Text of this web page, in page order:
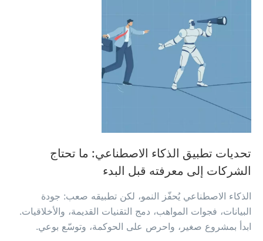
تحديات تطبيق الذكاء الاصطناعي: ما تحتاج
الشركات إلى معرفته قبل البدء
الذكاء الاصطناعي يُحفّز النمو، لكن تطبيقه صعب: جودة
البيانات، فجوات المواهب، دمج التقنيات القديمة، والأخلاقيات.
ابدأ بمشروع صغير، واحرص على الحوكمة، وتوسّع بوعي.